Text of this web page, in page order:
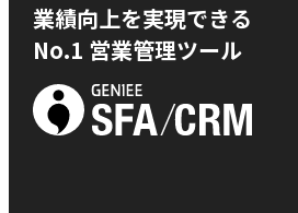
業績向上を実現できる
No.1 営業管理ツール